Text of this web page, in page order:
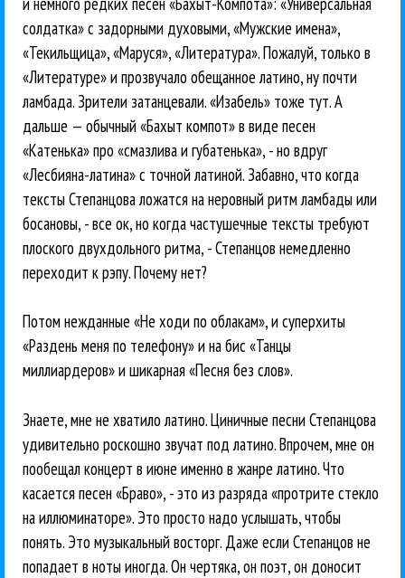
солдатка» с задорными духовыми, «Мужские имена»,
«Текильщица», «Маруся», «Литература». Пожалуй, только в
«Литературе» и прозвучало обещанное латино, ну почти
ламбада. Зрители затанцевали. «Изабель» тоже тут. А
дальше — обычный «Бахыт компот» в виде песен
«Катенька» про «смазлива и губатенька», - но вдруг
«Лесбияна-латина» с точной латиной. Забавно, что когда
тексты Степанцова ложатся на неровный ритм ламбады или
босановы, - все ок, но когда частушечные тексты требуют
плоского двухдольного ритма, - Степанцов немедленно
переходит к рэпу. Почему нет?
Потом нежданные «Не ходи по облакам», и суперхиты
«Раздень меня по телефону» и на бис «Танцы
миллиардеров» и шикарная «Песня без слов».
Знаете, мне не хватило латино. Циничные песни Степанцова
удивительно роскошно звучат под латино. Впрочем, мне он
пообещал концерт в июне именно в жанре латино. Что
касается песен «Браво», - это из разряда «протрите стекло
на иллюминаторе». Это просто надо услышать, чтобы
понять. Это музыкальный восторг. Даже если Степанцов не
попадает в ноты иногда. Он чертяка, он поэт, он доносит